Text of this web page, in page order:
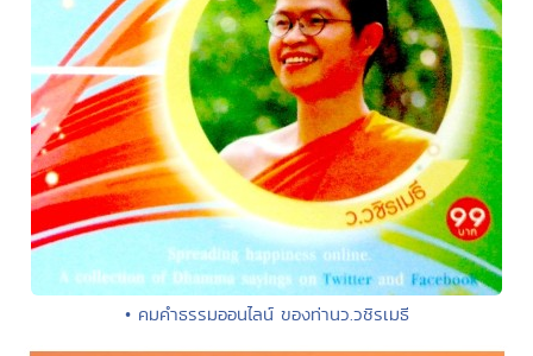
• คมคำธรรมออนไลน์ ของท่านว.วชิรเมธี